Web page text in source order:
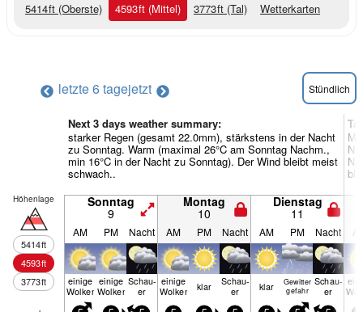
5414ft (Oberste) 4593ft (Mittel) 3773ft (Tal) Wetterkarten
letzte 6 tagejetzt Stündlich
Next 3 days weather summary:
starker Regen (gesamt 22.0mm), stärkstens in der Nacht
zu Sonntag. Warm (maximal 26°C am Sonntag Nachm.,
min 16°C in der Nacht zu Sonntag). Der Wind bleibt meist
schwach..
Höhenlage
5414ft
4593ft
3773ft
Sonntag
9
Montag
10
Dienstag
11
AM PM Nacht AM PM Nacht AM PM Nacht
einige
Wolken
einige
Wolken
Schau­
er
einige
Wolken klar Schau­
er klar
Gewitter
gefahr
Schau­
er